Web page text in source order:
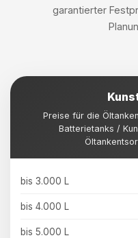
garantierter
Preise für die
Batterietanks /
bis 3.000 L
bis 4.000 L
bis 5.000 L